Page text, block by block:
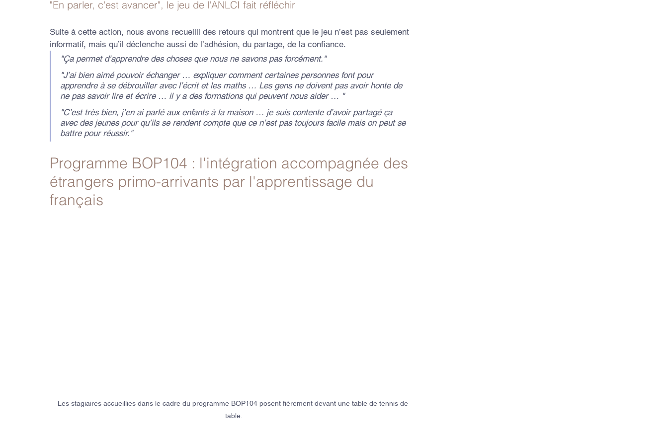
"En parler, c'est avancer", le jeu de l'ANLCI fait réfléchir
Suite à cette action, nous avons recueilli des retours qui montrent que le jeu n’est pas seulement
informatif, mais qu’il déclenche aussi de l’adhésion, du partage, de la confiance.
"Ça permet d’apprendre des choses que nous ne savons pas forcément."
"J’ai bien aimé pouvoir échanger … expliquer comment certaines personnes font pour
apprendre à se débrouiller avec l’écrit et les maths … Les gens ne doivent pas avoir honte de
ne pas savoir lire et écrire … il y a des formations qui peuvent nous aider … "
"C’est très bien, j’en ai parlé aux enfants à la maison … je suis contente d’avoir partagé ça
avec des jeunes pour qu’ils se rendent compte que ce n’est pas toujours facile mais on peut se
battre pour réussir."
Programme BOP104 : l'intégration accompagnée des
étrangers primo-arrivants par l'apprentissage du
français
Les stagiaires accueillies dans le cadre du programme BOP104 posent fièrement devant une table de tennis de
table.